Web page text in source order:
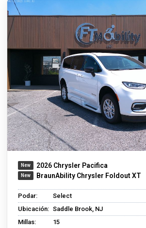
2026 Chrysler Pacifica
BraunAbility Chrysler Foldout XT
Podar:
Select
Ubicación: Saddle Brook, NJ
Millas:
15